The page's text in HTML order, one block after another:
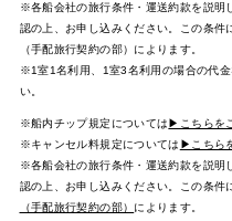
※各船会社の旅行条件・運送約款を説明
認の上、お申し込みください。この条
（手配旅行契約の部）によります。
※1室1名利用、1室3名利用の場合の代
い。
※船内チップ規定については▶こちらを
※キャンセル料規定については ▶こちら
※各船会社の旅行条件・運送約款を説明
認の上、お申し込みください。この条件
（手配旅行契約の部） によります。